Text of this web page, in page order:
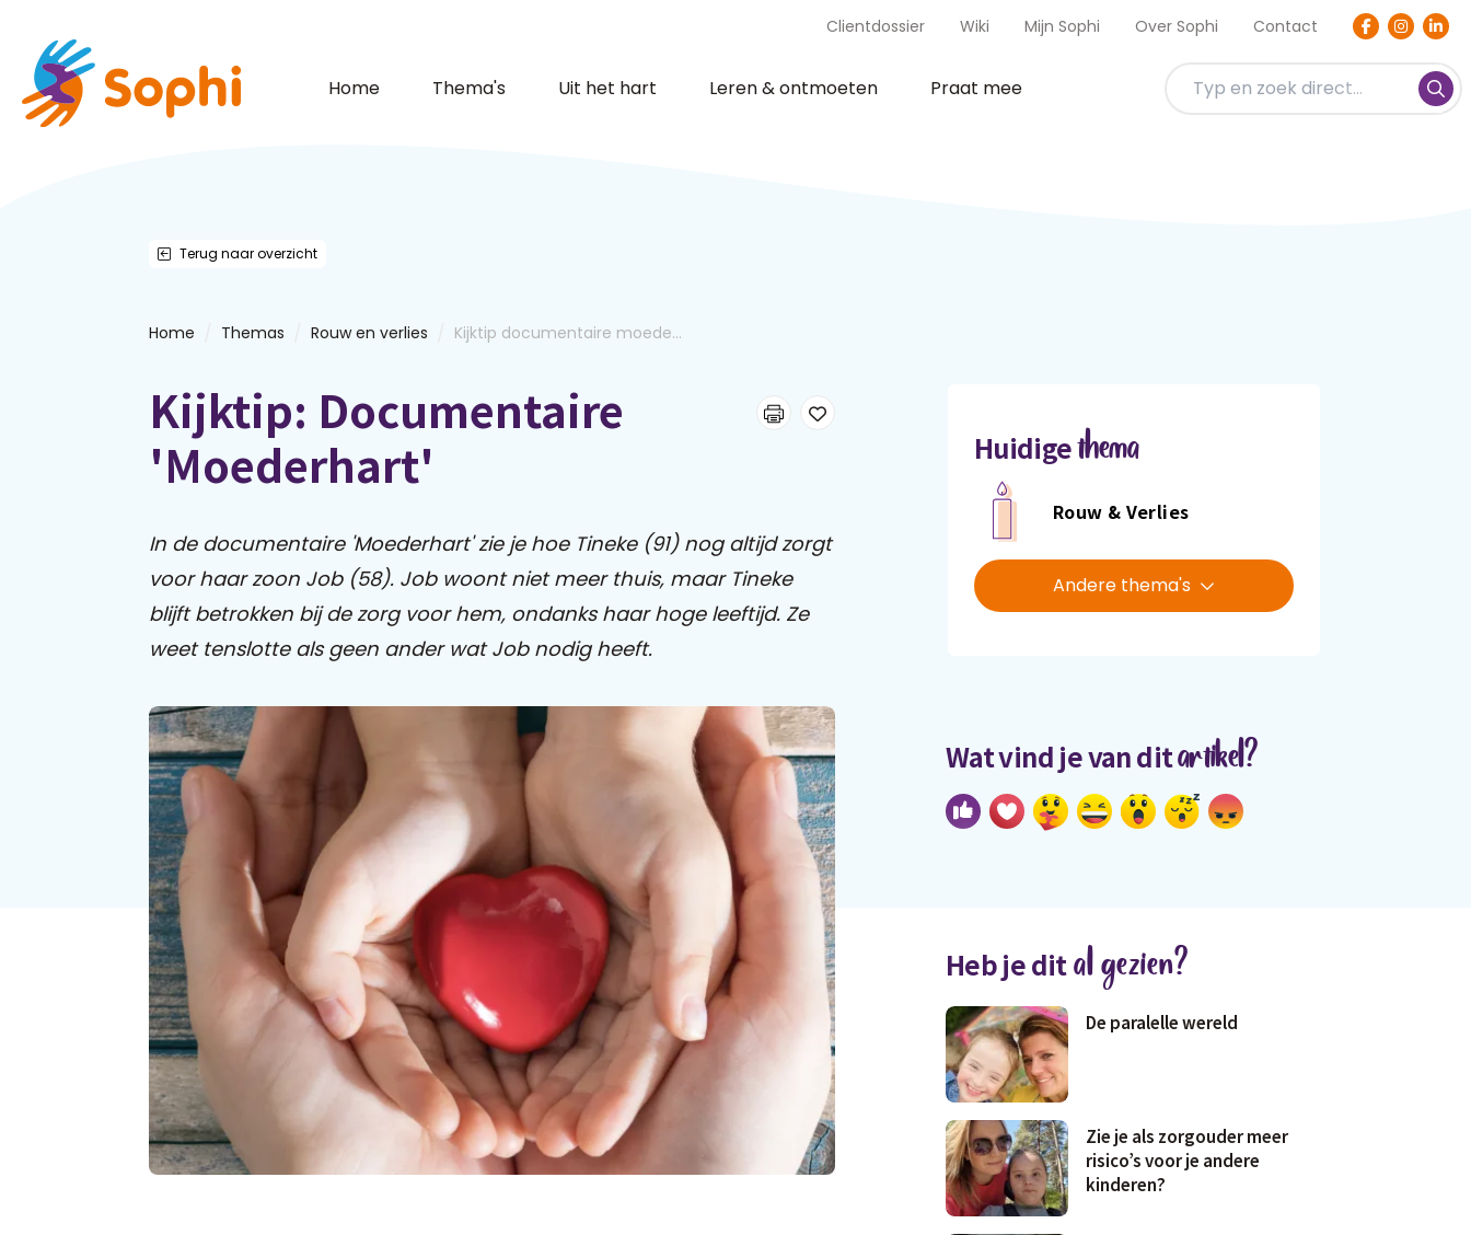
Clientdossier Wiki Mijn Sophi Over Sophi Contact
Home Thema's Uit het hart Leren & ontmoeten Praat mee
Terug naar overzicht
Home Themas Rouw en verlies Kijktip documentaire moede...
Kijktip: Documentaire
'Moederhart'
In de documentaire 'Moederhart' zie je hoe Tineke (91) nog altijd zorgt
voor haar zoon Job (58). Job woont niet meer thuis, maar Tineke
blijft betrokken bij de zorg voor hem, ondanks haar hoge leeftijd. Ze
weet tenslotte als geen ander wat Job nodig heeft.
Huidigethema
Rouw & Verlies
Andere thema's
Wat vind je van ditartikel?
Heb je dital gezien?
De paralelle wereld
Zie je als zorgouder meer
risico’s voor je andere
kinderen?